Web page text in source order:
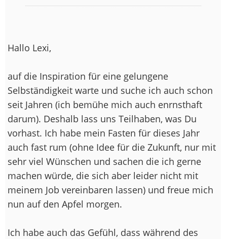
Hallo Lexi,
auf die Inspiration für eine gelungene
Selbständigkeit warte und suche ich auch schon
seit Jahren (ich bemühe mich auch enrnsthaft
darum). Deshalb lass uns Teilhaben, was Du
vorhast. Ich habe mein Fasten für dieses Jahr
auch fast rum (ohne Idee für die Zukunft, nur mit
sehr viel Wünschen und sachen die ich gerne
machen würde, die sich aber leider nicht mit
meinem Job vereinbaren lassen) und freue mich
nun auf den Apfel morgen.
Ich habe auch das Gefühl, dass während des